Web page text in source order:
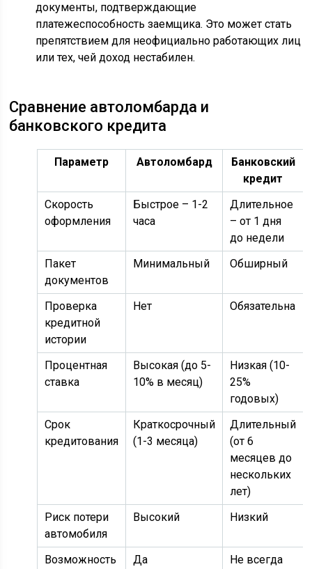
документы, подтверждающие
платежеспособность заемщика. Это может стать
препятствием для неофициально работающих лиц
или тех, чей доход нестабилен.
Сравнение автоломбарда и
банковского кредита
Параметр Автоломбард
Банковский
кредит
Скорость
оформления
Быстрое – 1-2
часа
Длительное
– от 1 дня
до недели
Пакет
документов
Минимальный Обширный
Проверка
кредитной
истории
Нет Обязательна
Процентная
ставка
Высокая (до 5-
10% в месяц)
Низкая (10-
25%
годовых)
Срок
кредитования
Краткосрочный
(1-3 месяца)
Длительный
(от 6
месяцев до
нескольких
лет)
Риск потери
автомобиля
Высокий Низкий
Возможность
Да Не всегда